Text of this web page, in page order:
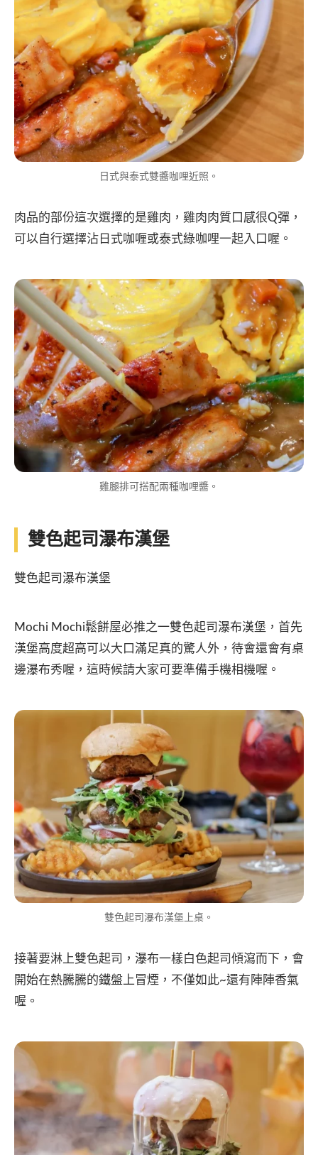
日式與泰式雙醬咖哩近照。
肉品的部份這次選擇的是雞肉，雞肉肉質口感很Q彈，
可以自行選擇沾日式咖喱或泰式綠咖哩一起入口喔。
雞腿排可搭配兩種咖哩醬。
雙色起司瀑布漢堡
雙色起司瀑布漢堡
Mochi Mochi鬆餅屋必推之一雙色起司瀑布漢堡，首先
漢堡高度超高可以大口滿足真的驚人外，待會還會有桌
邊瀑布秀喔，這時候請大家可要準備手機相機喔。
雙色起司瀑布漢堡上桌。
接著要淋上雙色起司，瀑布一樣白色起司傾瀉而下，會
開始在熱騰騰的鐵盤上冒煙，不僅如此~還有陣陣香氣
喔。